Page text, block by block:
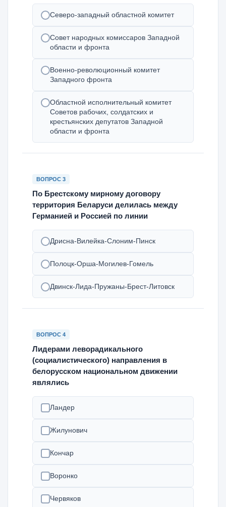
Северо-западный областной комитет
Совет народных комиссаров Западной
области и фронта
Военно-революционный комитет
Западного фронта
Областной исполнительный комитет
Советов рабочих, солдатских и
крестьянских депутатов Западной
области и фронта
ВОПРОС 3
По Брестскому мирному договору
территория Беларуси делилась между
Германией и Россией по линии
Дрисна-Вилейка-Слоним-Пинск
Полоцк-Орша-Могилев-Гомель
Двинск-Лида-Пружаны-Брест-Литовск
ВОПРОС 4
Лидерами леворадикального
(социалистического) направления в
белорусском национальном движении
являлись
Ландер
Жилунович
Кончар
Воронко
Червяков